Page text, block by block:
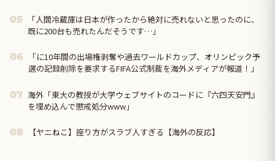
05
「人間冷蔵庫は日本が作ったから絶対に売れないと思ったのに、
既に200台も売れたんだそうです…」
06
「に10年間の出場権剥奪や過去ワールドカップ、オリンピック予
選の記録削除を要求するFIFA公式制裁を海外メディアが報道！」
07 海外「東大の教授が大学ウェブサイトのコードに『六四天安門』
を埋め込んで懲戒処分www」
08 【ヤニねこ】座り方がスラブ人すぎる【海外の反応】